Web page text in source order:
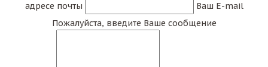
адресе почты
Ваш E-mail
Пожалуйста, введите Ваше сообщение